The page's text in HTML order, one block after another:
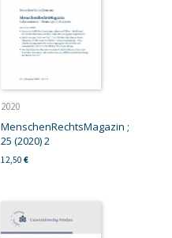
2020
MenschenRechtsMagazin ;
25 (2020) 2
12,50 €